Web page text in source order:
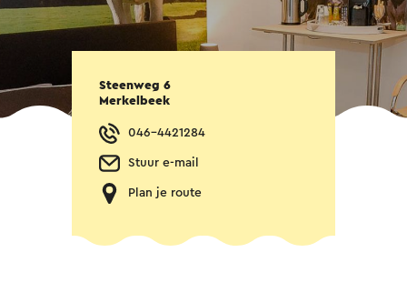
Steenweg 6
Merkelbeek
046-4421284
Stuur e-mail
Plan je route